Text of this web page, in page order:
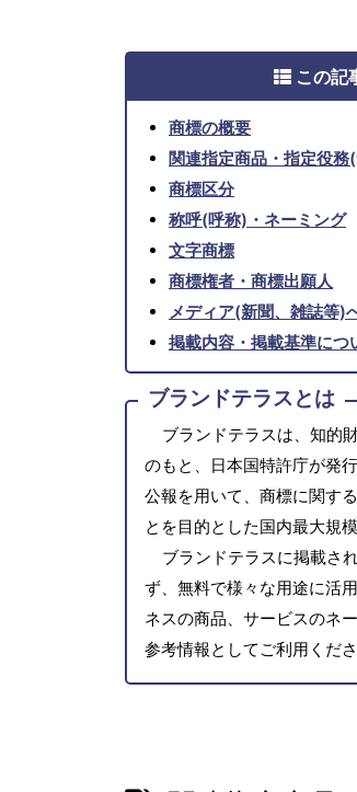
この記
商標の概要
関連指定商品・指定役務
商標区分
称呼(呼称)・ネーミング
文字商標
商標権者・商標出願人
メディア(新聞、雑誌等)
掲載内容・掲載基準につ
ブランドテラスとは
ブランドテラスは、知的
のもと、日本国特許庁が発
公報を用いて、商標に関す
とを目的とした国内最大規
ブランドテラスに掲載さ
ず、無料で様々な用途に活
ネスの商品、サービスのネ
参考情報としてご利用くださ